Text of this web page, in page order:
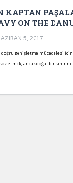
KAPTAN
ON THE
5, 2017
genişletme mücadelesi
etmek, ancak doğal bir